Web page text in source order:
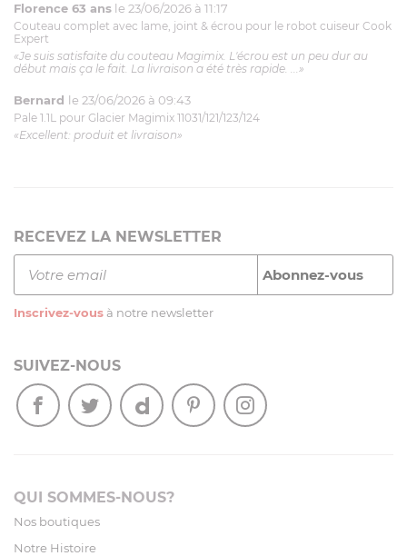
Florence 63 ans le 23/06/2026 à 11:17
Couteau complet avec lame, joint & écrou pour le robot cuiseur Cook
Expert
«Je suis satisfaite du couteau Magimix. L'écrou est un peu dur au
début mais ça le fait. La livraison a été très rapide. ...»
Bernard le 23/06/2026 à 09:43
Pale 1.1L pour Glacier Magimix 11031/121/123/124
«Excellent: produit et livraison»
RECEVEZ LA NEWSLETTER
Inscrivez-vous à notre newsletter
SUIVEZ-NOUS
QUI SOMMES-NOUS?
Nos boutiques
Notre Histoire